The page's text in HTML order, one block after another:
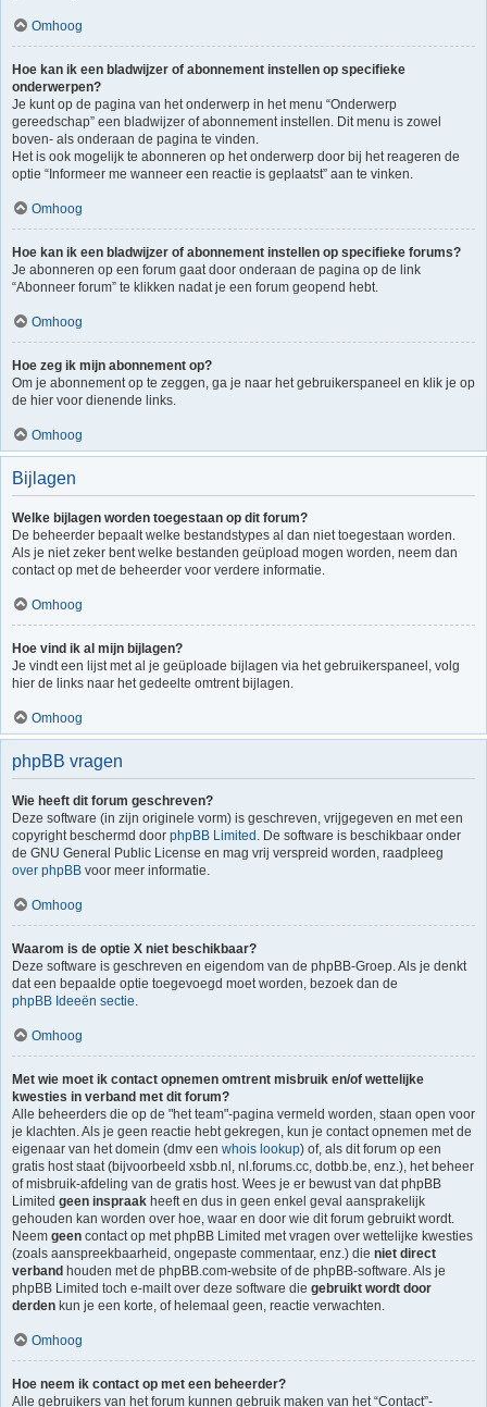
Omhoog
Hoe kan ik een bladwijzer of abonnement instellen op specifieke
onderwerpen?
Je kunt op de pagina van het onderwerp in het menu “Onderwerp
gereedschap” een bladwijzer of abonnement instellen. Dit menu is zowel
boven- als onderaan de pagina te vinden.
Het is ook mogelijk te abonneren op het onderwerp door bij het reageren de
optie “Informeer me wanneer een reactie is geplaatst” aan te vinken.
Omhoog
Hoe kan ik een bladwijzer of abonnement instellen op specifieke forums?
Je abonneren op een forum gaat door onderaan de pagina op de link
“Abonneer forum” te klikken nadat je een forum geopend hebt.
Omhoog
Hoe zeg ik mijn abonnement op?
Om je abonnement op te zeggen, ga je naar het gebruikerspaneel en klik je op
de hier voor dienende links.
Omhoog
Bijlagen
Welke bijlagen worden toegestaan op dit forum?
De beheerder bepaalt welke bestandstypes al dan niet toegestaan worden.
Als je niet zeker bent welke bestanden geüpload mogen worden, neem dan
contact op met de beheerder voor verdere informatie.
Omhoog
Hoe vind ik al mijn bijlagen?
Je vindt een lijst met al je geüploade bijlagen via het gebruikerspaneel, volg
hier de links naar het gedeelte omtrent bijlagen.
Omhoog
phpBB vragen
Wie heeft dit forum geschreven?
Deze software (in zijn originele vorm) is geschreven, vrijgegeven en met een
copyright beschermd door phpBB Limited . De software is beschikbaar onder
de GNU General Public License en mag vrij verspreid worden, raadpleeg
over phpBB voor meer informatie.
Omhoog
Waarom is de optie X niet beschikbaar?
Deze software is geschreven en eigendom van de phpBB-Groep. Als je denkt
dat een bepaalde optie toegevoegd moet worden, bezoek dan de
phpBB Ideeën sectie.
Omhoog
Met wie moet ik contact opnemen omtrent misbruik en/of wettelijke
kwesties in verband met dit forum?
Alle beheerders die op de "het team"-pagina vermeld worden, staan open voor
je klachten. Als je geen reactie hebt gekregen, kun je contact opnemen met de
eigenaar van het domein (dmv een whois lookup) of, als dit forum op een
gratis host staat (bijvoorbeeld xsbb.nl, nl.forums.cc, dotbb.be, enz.), het beheer
of misbruik-afdeling van de gratis host. Wees je er bewust van dat phpBB
Limited geen inspraak heeft en dus in geen enkel geval aansprakelijk
gehouden kan worden over hoe, waar en door wie dit forum gebruikt wordt.
Neem geen contact op met phpBB Limited met vragen over wettelijke kwesties
(zoals aanspreekbaarheid, ongepaste commentaar, enz.) die niet direct
verband houden met de phpBB.com-website of de phpBB-software. Als je
phpBB Limited toch e-mailt over deze software die gebruikt wordt door
derden kun je een korte, of helemaal geen, reactie verwachten.
Omhoog
Hoe neem ik contact op met een beheerder?
Alle gebruikers van het forum kunnen gebruik maken van het “Contact”-